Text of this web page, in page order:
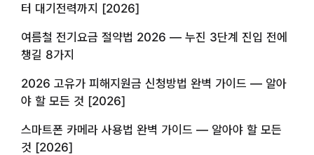
터 대기전력까지 [2026]
여름철 전기요금 절약법 2026 — 누진 3단계 진입 전에
챙길 8가지
2026 고유가 피해지원금 신청방법 완벽 가이드 — 알아
야 할 모든 것 [2026]
스마트폰 카메라 사용법 완벽 가이드 — 알아야 할 모든
것 [2026]